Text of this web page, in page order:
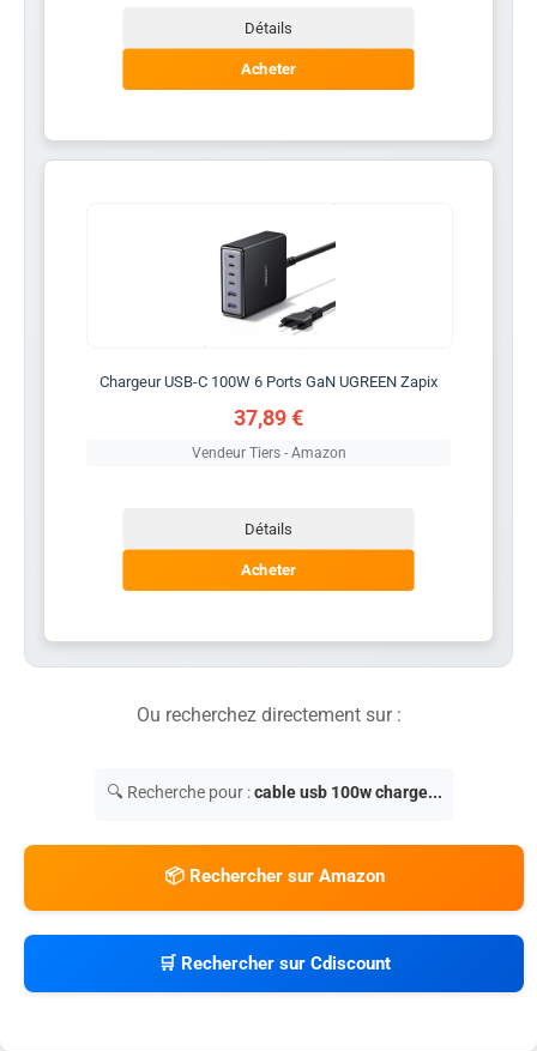
Détails
Acheter
Chargeur USB-C 100W 6 Ports GaN UGREEN Zapix
37,89 €
Vendeur Tiers - Amazon
Détails
Acheter
Ou recherchez directement sur :
🔍 Recherche pour :cable usb 100w charge...
📦 Rechercher sur Amazon
🛒 Rechercher sur Cdiscount